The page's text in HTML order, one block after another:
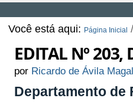
Você está aqui: Página Inicial /
EDITAL Nº 203,
por Ricardo de Ávila
Departamento de